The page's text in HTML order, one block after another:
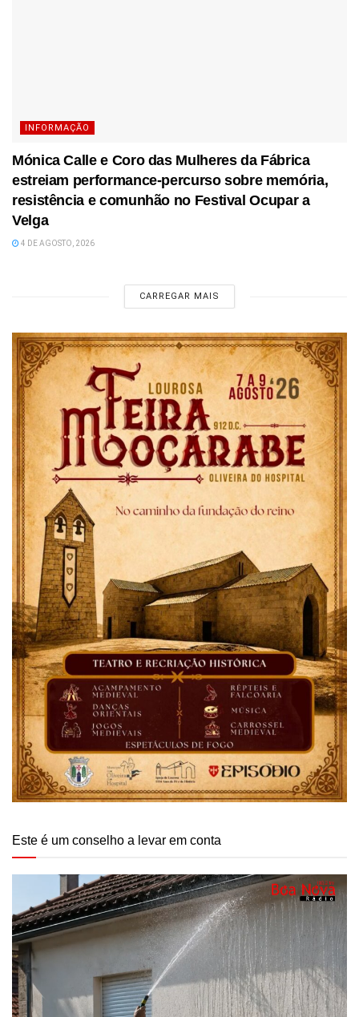
INFORMAÇÃO
Mónica Calle e Coro das Mulheres da Fábrica
estreiam performance-percurso sobre memória,
resistência e comunhão no Festival Ocupar a
Velga
4 DE AGOSTO, 2026
CARREGAR MAIS
Este é um conselho a levar em conta